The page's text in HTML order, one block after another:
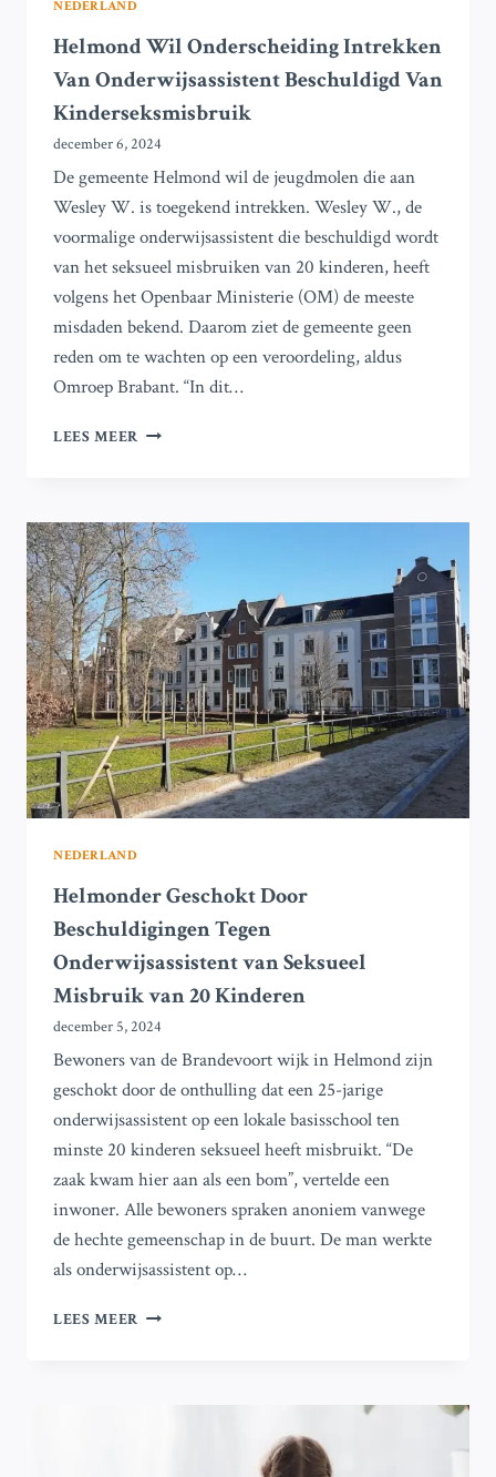
NEDERLAND
Helmond Wil Onderscheiding Intrekken
Van Onderwijsassistent Beschuldigd Van
Kinderseksmisbruik
december 6, 2024
De gemeente Helmond wil de jeugdmolen die aan
Wesley W. is toegekend intrekken. Wesley W., de
voormalige onderwijsassistent die beschuldigd wordt
van het seksueel misbruiken van 20 kinderen, heeft
volgens het Openbaar Ministerie (OM) de meeste
misdaden bekend. Daarom ziet de gemeente geen
reden om te wachten op een veroordeling, aldus
Omroep Brabant. “In dit…
LEES MEER HELMOND
VAN
ONDERWIJSASSISTENT
BESCHULDIGD
VAN
KINDERSEKSMISBRUIK
NEDERLAND
Helmonder Geschokt Door
Beschuldigingen Tegen
Onderwijsassistent van Seksueel
Misbruik van 20 Kinderen
december 5, 2024
Bewoners van de Brandevoort wijk in Helmond zijn
geschokt door de onthulling dat een 25-jarige
onderwijsassistent op een lokale basisschool ten
minste 20 kinderen seksueel heeft misbruikt. “De
zaak kwam hier aan als een bom”, vertelde een
inwoner. Alle bewoners spraken anoniem vanwege
de hechte gemeenschap in de buurt. De man werkte
als onderwijsassistent op…
LEES MEER HELMONDER
ONDERWIJSASSISTENT